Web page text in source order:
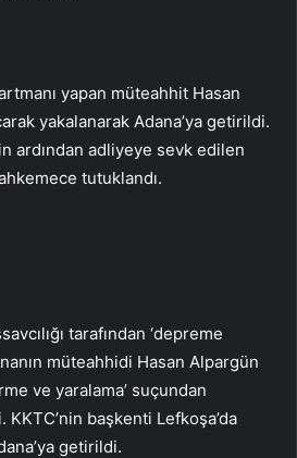
yapan müteahhit Hasan
yakalanarak Adana’ya getirildi.
ardından adliyeye sevk edilen
tutuklandı.
tarafından ‘depreme
müteahhidi Hasan Alpargün
ve yaralama’ suçundan
başkenti Lefkoşa’da
getirildi.